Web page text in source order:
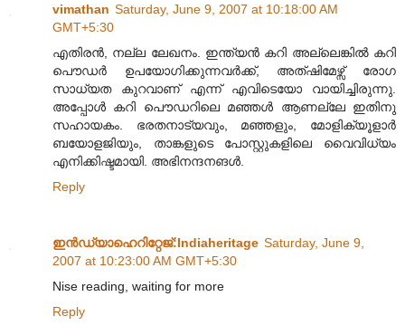
vimathan Saturday, June 9, 2007 at 10:18:00 AM
GMT+5:30
എതിരന്‍, നല്ല ലേഖനം. ഇന്ത്യന്‍ കറി അല്ലെങ്കില്‍ കറി
പൌഡര്‍ ഉപയോഗിക്കുന്നവര്‍ക്ക്, അത്ഷിമേഴ്സ് രോഗ
സാധ്യത കുറവാണ് എന്ന് എവിടെയോ വായിച്ചിരുന്നു.
അപ്പോള്‍ കറി പൌഡറിലെ മഞ്ഞള്‍ ആണല്ലേ ഇതിനു
സഹായകം. ഭരതനാട്യവും, മഞ്ഞളും, മോളിക്യൂളാര്‍
ബയോളജിയും, താങ്കളുടെ പോസ്റ്റുകളിലെ വൈവിധ്യം
എനിക്കിഷ്ടമായി. അഭിനന്ദനങള്‍.
Reply
ഇന്‍ഡ്യാഹെറിറ്റേജ്‌:Indiaheritage Saturday, June 9,
2007 at 10:23:00 AM GMT+5:30
Nise reading, waiting for more
Reply